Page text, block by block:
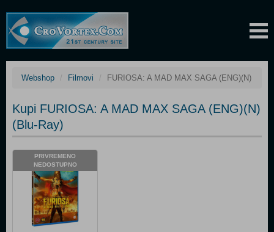
Webshop Filmovi FURIOSA: A MAD MAX SAGA (ENG)(N)
Kupi FURIOSA: A MAD MAX SAGA (ENG)(N)
(Blu-Ray)
PRIVREMENO
NEDOSTUPNO